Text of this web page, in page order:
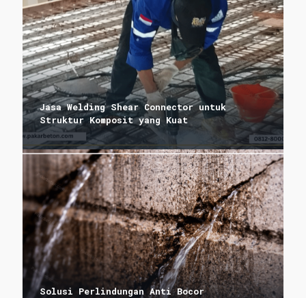
Jasa Welding Shear Connector untuk
Struktur Komposit yang Kuat
Solusi Perlindungan Anti Bocor